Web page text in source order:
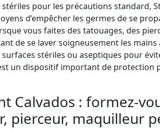
pour les précautions standard,
d’empêcher les germes de se
vous faites des tatouages, des
de se laver soigneusement les
stériles ou aseptiques pour
un dispositif important de
Calvados : formez-
pierceur, maquilleur